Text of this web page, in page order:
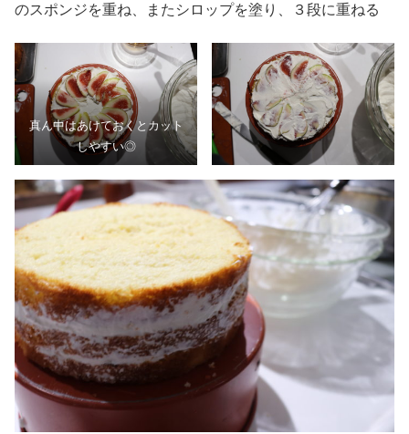
のスポンジを重ね、またシロップを塗り、３段に重ねる
真ん中はあけておくとカット
しやすい◎